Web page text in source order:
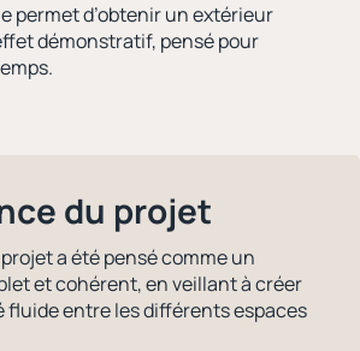
permet d’obtenir un extérieur
démonstratif, pensé pour
du projet
projet a été pensé comme un
et cohérent, en veillant à créer
entre les différents espaces